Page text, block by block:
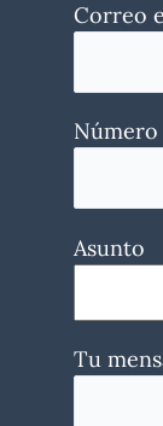
Correo
Asunto
Tu